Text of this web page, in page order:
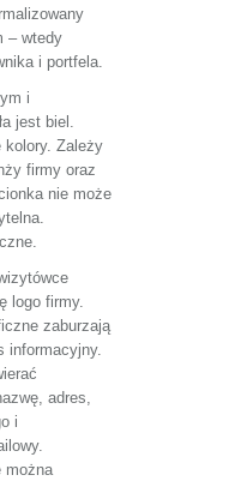
– wtedy
i portfela.
i
jest biel.
kolory. Zależy
firmy oraz
nie może
logo firmy.
zaburzają
informacyjny.
adres,
i
można